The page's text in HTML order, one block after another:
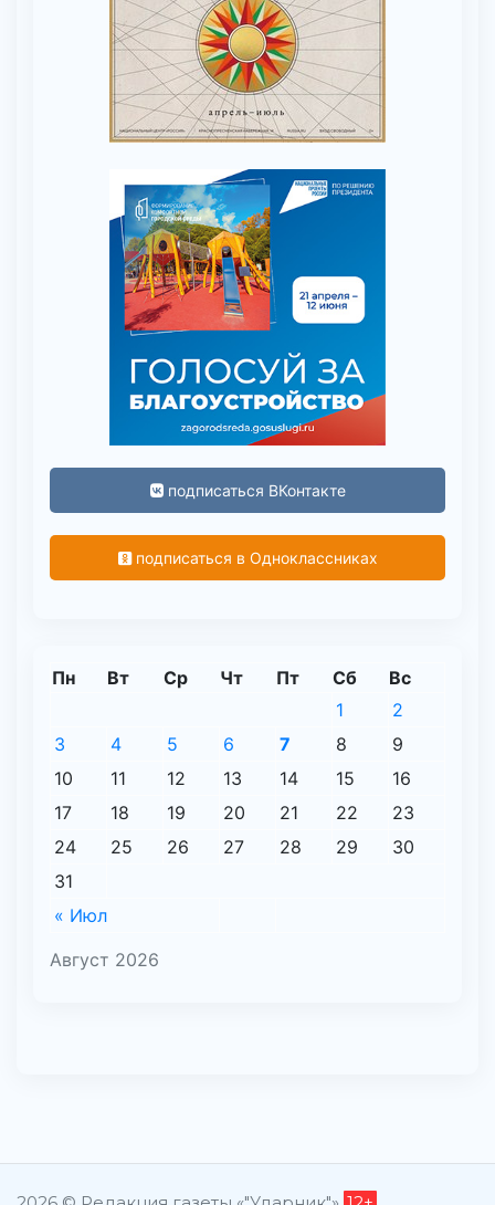
подписаться ВКонтакте
подписаться в Одноклассниках
Август 2026
Пн Вт Ср Чт Пт Сб Вс
« Июл
1
2
3
4 5 6 7 8
9
10
11 12 13 14 15
16
17
18 19 20 21 22
23
24
25 26 27 28 29
30
31